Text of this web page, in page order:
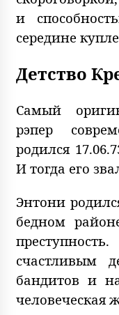
и
середине
Детство
Самый
рэпер
родился
И тогда его
Энтони
бедном
счастливым
бандитов и
человеческая